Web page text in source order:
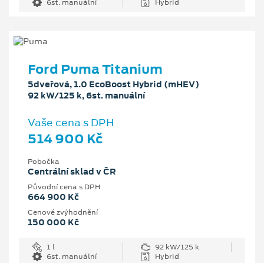
6st. manuální
Hybrid
Ford Puma Titanium
5dveřová, 1.0 EcoBoost Hybrid (mHEV)
92 kW/125 k, 6st. manuální
Vaše cena s DPH
514 900 Kč
Pobočka
Centrální sklad v ČR
Původní cena s DPH
664 900 Kč
Cenové zvýhodnění
150 000 Kč
1 l
92 kW/125 k
6st. manuální
Hybrid